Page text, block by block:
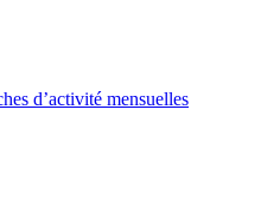
d’activité mensuelles